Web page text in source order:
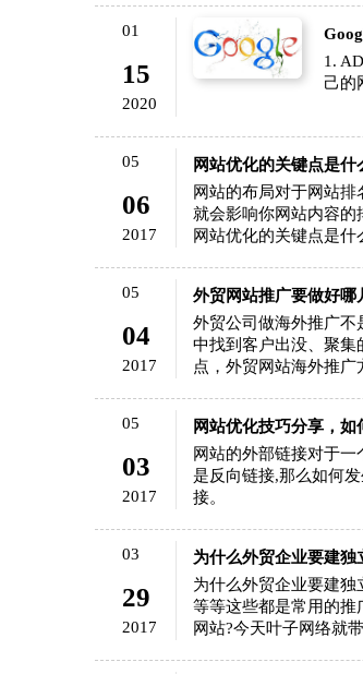
01
15
2020
1.
己的
05
06
2017
网站优化的关键点是什
网站的布局对于网站
就会影响你网站内容的
网站优化的关键点是
05
04
2017
外贸网站推广要做好哪
外贸公司做海外推广不
中找到客户出没、聚集
点，外贸网站海外推广
05
03
2017
网站优化技巧分享，如
网站的外部链接对于
是反向链接,那么如何
接。
03
29
2017
为什么外贸企业要建独
为什么外贸企业要建
等等这些都是常用的推
网站?今天叶子网络就